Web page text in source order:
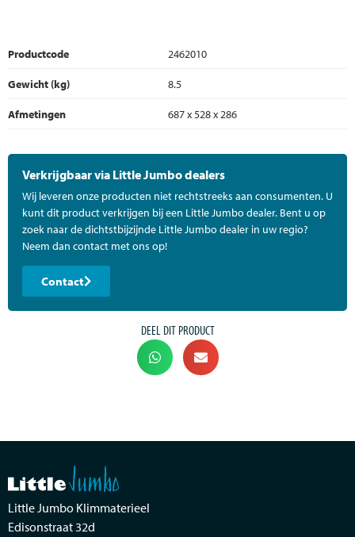
Productcode
2462010
Gewicht (kg)
8.5
Afmetingen
687 x 528 x 286
Verkrijgbaar via Little Jumbo dealers
Wij leveren onze producten niet rechtstreeks aan consumenten. U
kunt dit product verkrijgen bij een Little Jumbo dealer. Bent u op
zoek naar de dichtstbijzijnde Little Jumbo dealer in uw regio?
Neem dan contact met ons op!
Contact
DEEL DIT PRODUCT
Little Jumbo Klimmaterieel
Edisonstraat 32d